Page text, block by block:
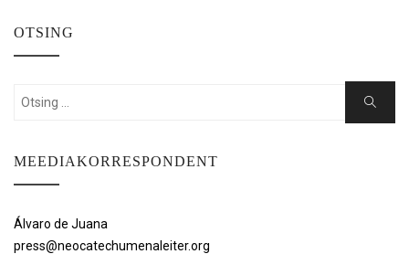
OTSING
Search
Search
MEEDIAKORRESPONDENT
Álvaro de Juana
press@neocatechumenaleiter.org